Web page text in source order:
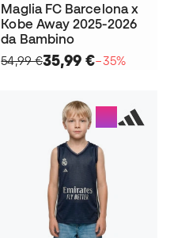
Maglia FC Barcelona x
Kobe Away 2025-2026
da Bambino
54,99 €35,99 €−35%